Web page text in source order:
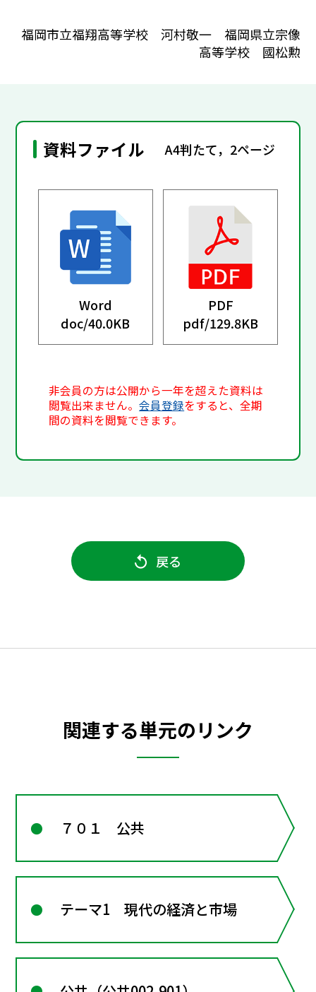
福岡市立福翔高等学校 河村敬一 福岡県立宗像
高等学校 國松勲
資料ファイル A4判たて，2ページ
Word
doc/40.0KB
PDF
pdf/129.8KB
非会員の方は公開から一年を超えた資料は
閲覧出来ません。会員登録をすると、全期
間の資料を閲覧できます。
戻る
関連する単元のリンク
７０１ 公共
テーマ1 現代の経済と市場